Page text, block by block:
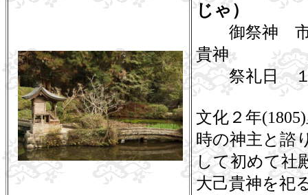
じゃ）
御祭神 市杵
貴神
祭礼日 １
文化２年
時の神主と諮
して初めて社
大己貴神を祀